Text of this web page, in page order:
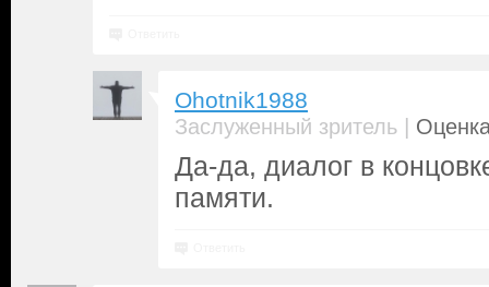
Ohotnik1988
Заслуженный зритель |
Да-да, диалог в
памяти.